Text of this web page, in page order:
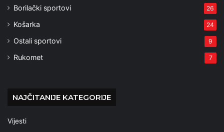
Borilački sportovi 26
Košarka 24
Ostali sportovi 9
Rukomet 7
NAJČITANIJE KATEGORIJE
Vijesti